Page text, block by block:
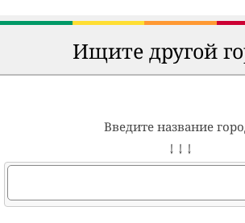
Ищите другой
Введите название
↓ ↓ ↓